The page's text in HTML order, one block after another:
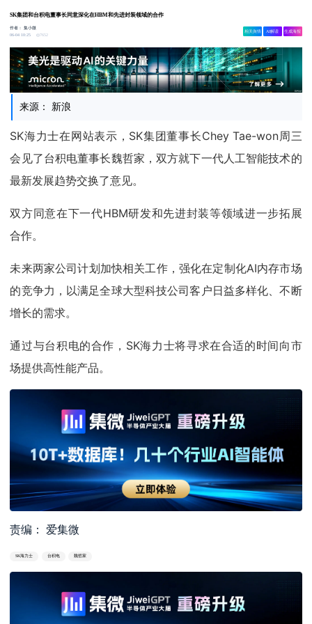
SK集团和台积电董事长同意深化在HBM和先进封装领域的合作
作者：集小微
06-04 10:25
7652
相关舆情 AI解读 生成海报
来源： 新浪
SK海力士在网站表示，SK集团董事长Chey Tae-won周三
会见了台积电董事长魏哲家，双方就下一代人工智能技术的
最新发展趋势交换了意见。
双方同意在下一代HBM研发和先进封装等领域进一步拓展
合作。
未来两家公司计划加快相关工作，强化在定制化AI内存市场
的竞争力，以满足全球大型科技公司客户日益多样化、不断
增长的需求。
通过与台积电的合作，SK海力士将寻求在合适的时间向市
场提供高性能产品。
责编： 爱集微
SK海力士 台积电 魏哲家